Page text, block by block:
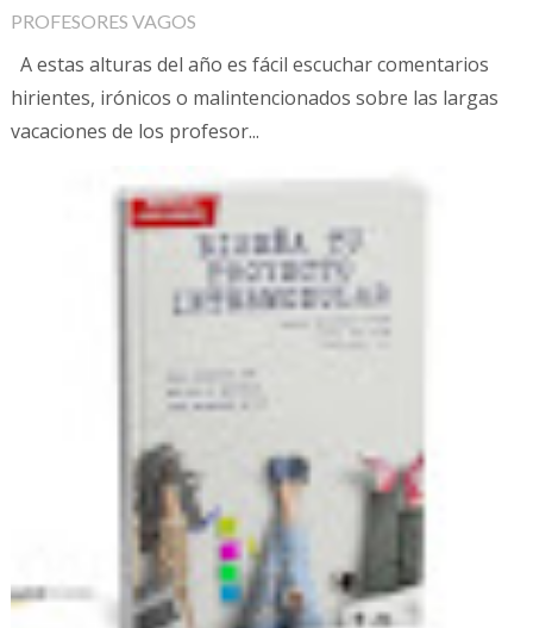
PROFESORES VAGOS
A estas alturas del año es fácil escuchar comentarios
hirientes, irónicos o malintencionados sobre las largas
vacaciones de los profesor...